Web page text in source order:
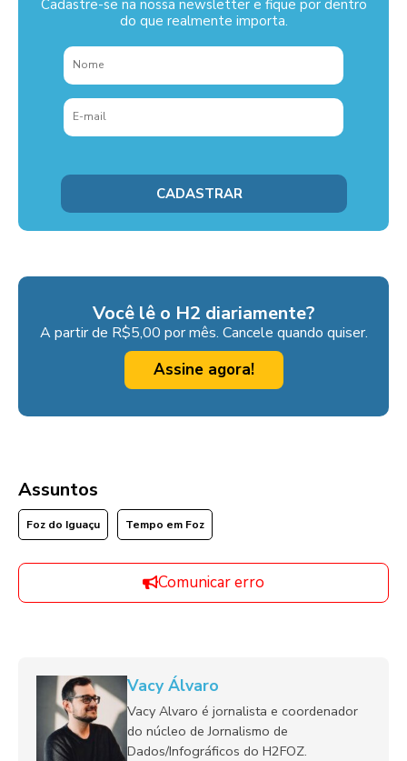
Cadastre-se na nossa newsletter e fique por dentro
do que realmente importa.
Você lê o H2 diariamente?
A partir de R$5,00 por mês. Cancele quando quiser.
Assine agora!
Assuntos
Foz do Iguaçu Tempo em Foz
Comunicar erro
Vacy Álvaro
Vacy Alvaro é jornalista e coordenador
do núcleo de Jornalismo de
Dados/Infográficos do H2FOZ.